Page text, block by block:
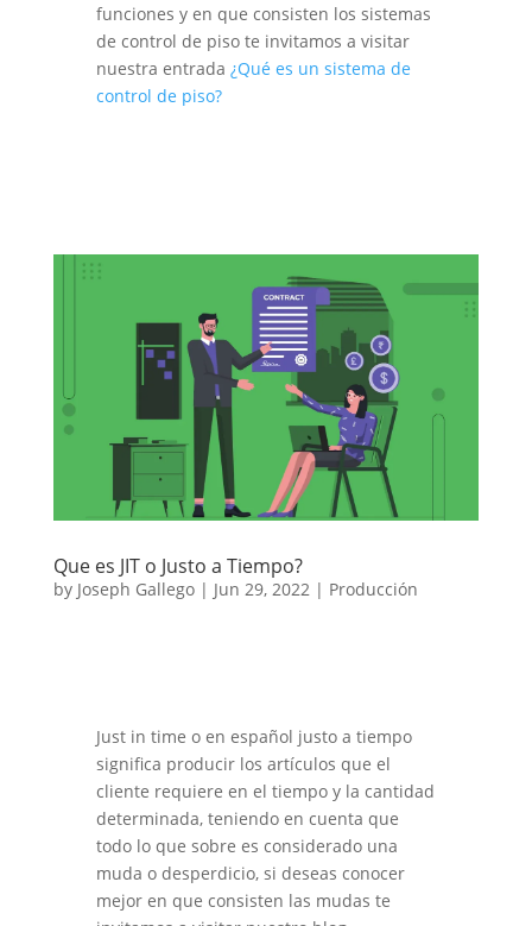
funciones y en que consisten los sistemas
de control de piso te invitamos a visitar
nuestra entrada ¿Qué es un sistema de
control de piso?
Que es JIT o Justo a Tiempo?
by Joseph Gallego| Jun 29, 2022 | Producción
Just in time o en español justo a tiempo
significa producir los artículos que el
cliente requiere en el tiempo y la cantidad
determinada, teniendo en cuenta que
todo lo que sobre es considerado una
muda o desperdicio, si deseas conocer
mejor en que consisten las mudas te